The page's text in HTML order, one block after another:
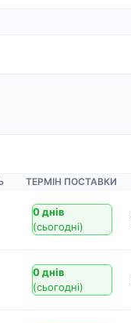
ТЕРМІН ПОСТАВКИ
0 днів
(сьогодні)
0 днів
(сьогодні)